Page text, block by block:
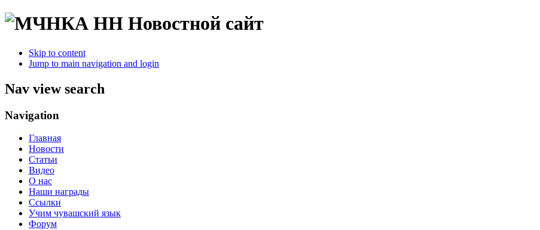
Новостной сайт
Skip to content
Jump to main navigation and login
Nav view search
Navigation
Главная
Новости
Статьи
Видео
О нас
Наши награды
Ссылки
Учим чувашский язык
Форум